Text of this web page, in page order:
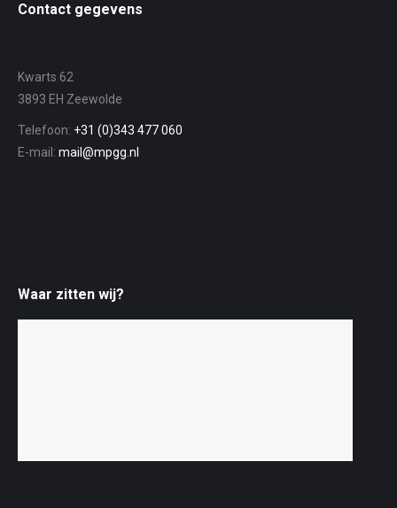
Contact gegevens
Kwarts 62
3893 EH Zeewolde
Telefoon: +31 (0)343 477 060
E-mail: mail@mpgg.nl
Waar zitten wij?